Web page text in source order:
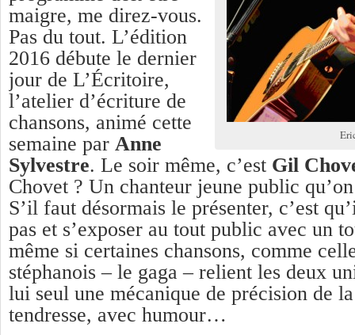
maigre, me direz-vous.
Pas du tout. L’édition
2016 débute le dernier
jour de L’Écritoire,
l’atelier d’écriture de
chansons, animé cette
semaine par Anne
Sylvestre. Le soir même, c’est Gil
Chovet ? Un chanteur jeune public
S’il faut désormais le présenter, c’est
pas et s’exposer au tout public avec un
même si certaines chansons, comme
stéphanois – le gaga – relient les deux
lui seul une mécanique de précision de
tendresse, avec humour…